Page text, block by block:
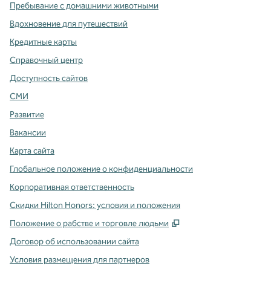
Пребывание с домашними животными
Вдохновение для путешествий
Кредитные карты
Справочный центр
Доступность сайтов
СМИ
Развитие
Вакансии
Карта сайта
Глобальное положение о конфиденциальности
Корпоративная ответственность
Скидки Hilton Honors: условия и положения
Положение о рабстве и торговле людьми
,
Договор об использовании сайта
Условия размещения для партнеров